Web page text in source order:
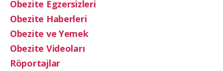
Obezite Egzersizleri
Obezite Haberleri
Obezite ve Yemek
Obezite Videoları
Röportajlar